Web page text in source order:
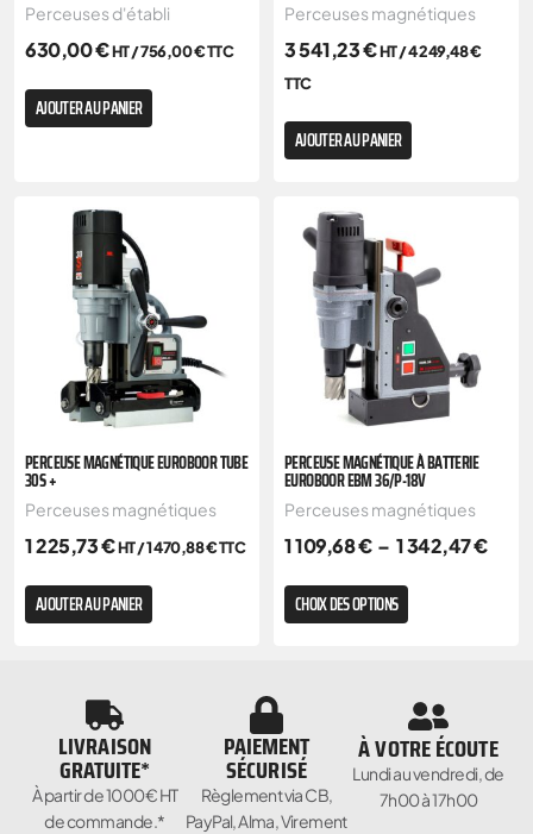
Perceuses d'établi
630,00€HT /756,00€TTC
AJOUTER AU PANIER
Perceuses magnétiques
3 541,23€HT /4 249,48€
TTC
AJOUTER AU PANIER
PERCEUSE MAGNÉTIQUE EUROBOOR TUBE
30S +
Perceuses magnétiques
1 225,73€HT /1 470,88€TTC
AJOUTER AU PANIER
PERCEUSE MAGNÉTIQUE À BATTERIE
EUROBOOR EBM 36/P-18V
Perceuses magnétiques
1 109,68€ – 1 342,47€
CHOIX DES OPTIONS
LIVRAISON
GRATUITE*
À partir de 1000€ HT
de commande.*
PAIEMENT
SÉCURISÉ
Règlement via CB,
PayPal, Alma, Virement
À VOTRE ÉCOUTE
Lundi au vendredi, de
7h00 à 17h00